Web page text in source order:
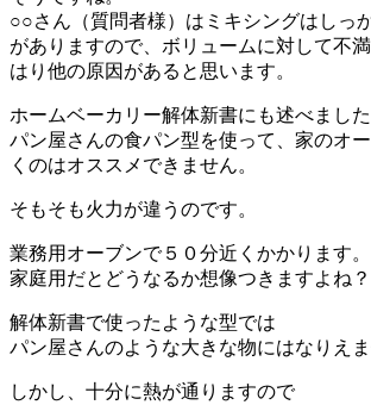
○○さん（質問者様）はミキシングはしっ
がありますので、ボリュームに対して不
はり他の原因があると思います。
ホームベーカリー解体新書にも述べまし
パン屋さんの食パン型を使って、家のオ
くのはオススメできません。
そもそも火力が違うのです。
業務用オーブンで５０分近くかかります。
家庭用だとどうなるか想像つきますよね？
解体新書で使ったような型では
パン屋さんのような大きな物にはなりえま
しかし、十分に熱が通りますので